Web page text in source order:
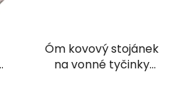
Óm kovový stojánek
na vonné tyčinky